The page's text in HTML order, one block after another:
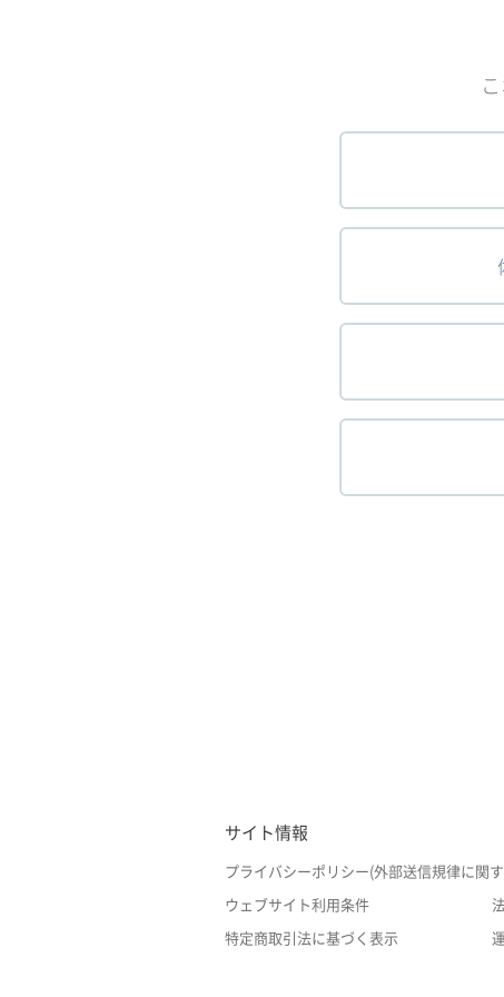
サイト情報
プライバシーポリシー(外部送信規律に関す
ウェブサイト利用条件
特定商取引法に基づく表示